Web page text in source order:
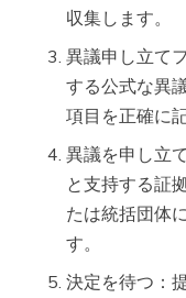
収集します。
異議申し立て
する公式な異
項目を正確に
異議を申し立
と支持する証
たは統括団体
す。
決定を待つ：